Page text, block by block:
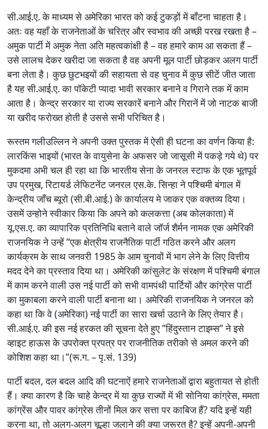
सी.आई.ए. के माध्यम से अमेरिका भारत को कई टुकड़ों में बाँटना चाहता है।
अतः वह यहाँ के राजनेताओं के चरित्र और स्वभाव की अच्छी परख रखता है –
अमुक पार्टी में अमुक नेता अति महत्वकांक्षी है – वह हमारे काम आ सकता हैं –
उसे लालच देकर खरीदा जा सकता है वह अपनी मूल पार्टी छोड़कर अलग पार्टी
बना लेता है। कुछ छुटभइयों की सहायता से वह चुनाव में कुछ सीटें जीत जाता
है यह सी.आई.ए. का पॉकेटी प्यादा भावी सरकार बनाने व गिराने तक में काम
आता है। केन्द्र सरकार या राज्य सरकारें बनाने और गिरानें में जो नाटक बाजी
या खरीद फरोख्त होती है उससे सभी परिचित है।
रूस्तम गलीउल्लिन ने अपनी उक्त पुस्तक में ऐसी ही घटना का वर्णन किया है:
लारकिंस भाइयों (भारत के वायुसेना के अफसर जो जासूसी में पकड़े गये थे) पर
मुकदमा अभी चल ही रहा था कि भारतीय सेना के जनरल स्टाफ के एक भूतपूर्व
उप प्रमुख, रिटायर्ड लेफिटनेंट जनरल एस.के. सिन्हा ने पश्चिमी बंगाल में
केन्द्रीय जाँच ब्यूरो (सी.बी.आई.) के कार्यालय मे जाकर एक वक्तव्य दिया।
उसमें उन्होने स्वीकार किया कि अपने को कलकत्ता (अब कोलकाता) में
यू.एस.ए. का व्यापारिक प्रतिनिधि बताने वाले जॉर्ज शैर्मन नामक एक अमेरिकी
राजनयिक ने उन्हें ’’एक क्षेत्रीय राजनैतिक पार्टी गठित करने और अलग
कार्यक्रम के साथ जनवरी 1985 के आम चुनावों में भाग लेने के लिए वित्तीय
मदद देने का प्रस्ताव दिया था। अमेरिकी कांसुलेट के संरक्षण में पश्चिमी बंगाल
में काम करने वाली उस नई पार्टी को सभी वामपंथी पार्टियों और कांग्रेस पार्टी
का मुकाबला करने वाली पार्टी बनाना था। अमेरिकी राजनयिक ने जनरल को
कहा था कि वे (अमेरिका) नई पार्टी का सारा खर्चा उठाने के लिए तेयार है।
सी.आई.ए. की इस नई हरकत की सूचना देते हुए ’’हिंदुस्तान टाइम्स’’ ने इसे
व्हाइट हाऊस के उपरोक्त प्रपत्र पर राजनीतिक तरीको से अमल करने की
कोशिश कहा था।’’(रू.ग. – पृ.सं. 139)
पार्टी बदल, दल बदल आदि की घटनाऐं हमारे राजनेताओं द्वारा बहुतायत से होती
हैं। क्या कारण है कि चाहे केन्द्र में या कुछ राज्यों में भी सोनिया कांग्रेस, ममता
कांग्रेंस और पावर कांग्रेस तीनों मिल कर सत्ता पर काबिज हैं? यदि इन्हें यही
करना था, तो अलग-अलग चूल्हा जलाने की क्या जरूरत है? इन्हें अपनी-अपनी